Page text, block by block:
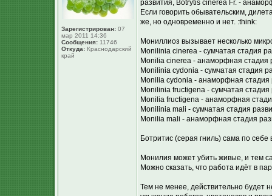
Зарегистрирован: 07
мар 2011 14:36
Сообщения: 11746
Откуда: Краснодарский
край
развития, Botrytis cinerea Fr. -
Если говорить обывательским,
же, но одновременно и нет. :think:
Мониллиоз вызывает несколько
Monilinia cinerea - сумчатая стадия
Monilia cinerea - анаморфная стадия
Monilinia cydonia - сумчатая стадия
Monilia cydonia - анаморфная стадия
Monilinia fructigena - сумчатая стадия
Monilia fructigena - анаморфная
Monilinia mali - сумчатая стадия
Monilia mali - анаморфная стадия
Ботритис (серая гниль) сама по
Монилия может убить живые, и тем
Можно сказать, что работа идёт в
Тем не менее, действительно будет